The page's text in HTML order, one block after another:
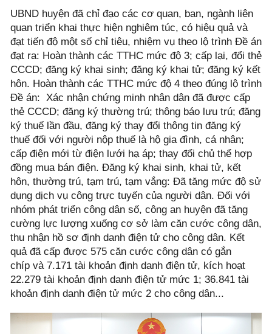
UBND huyện đã chỉ đạo các cơ quan, ban, ngành liên
quan triển khai thực hiện nghiêm túc, có hiệu quả và
đạt tiến độ một số chỉ tiêu, nhiệm vụ theo lộ trình Đề án
đạt ra: Hoàn thành các TTHC mức độ 3; cấp lại, đổi thẻ
CCCD; đăng ký khai sinh; đăng ký khai tử; đăng ký kết
hôn. Hoàn thành các TTHC mức độ 4 theo đúng lộ trình
Đề án: Xác nhận chứng minh nhân dân đã được cấp
thẻ CCCD; đăng ký thường trú; thông báo lưu trú; đăng
ký thuế lần đầu, đăng ký thay đổi thông tin đăng ký
thuế đối với người nộp thuế là hộ gia đình, cá nhân;
cấp điện mới từ điện lưới hạ áp; thay đổi chủ thể hợp
đồng mua bán điện. Đăng ký khai sinh, khai tử, kết
hôn, thường trú, tạm trú, tạm vắng: Đã tăng mức độ sử
dụng dịch vụ công trực tuyến của người dân. Đối với
nhóm phát triển công dân số, công an huyện đã tăng
cường lực lượng xuống cơ sở làm căn cước công dân,
thu nhận hồ sơ định danh điện tử cho công dân. Kết
quả đã cấp được 575 căn cước công dân có gắn
chíp và 7.171 tài khoản định danh điện tử, kích hoạt
22.279 tài khoản định danh điện tử mức 1; 36.841 tài
khoản định danh điện tử mức 2 cho công dân...